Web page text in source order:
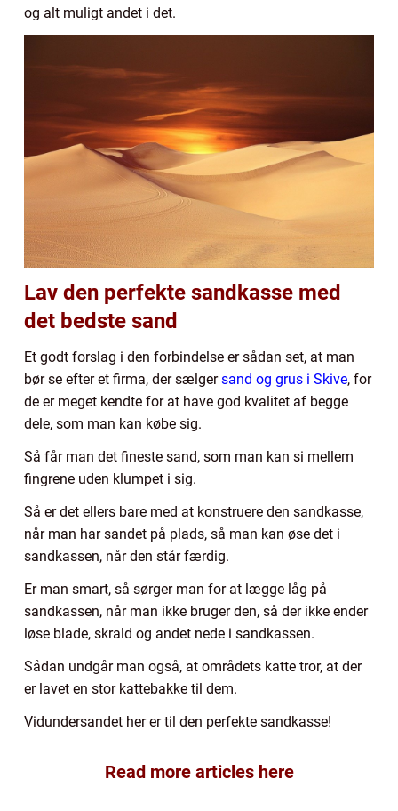
og alt muligt andet i det.
Lav den perfekte sandkasse med
det bedste sand
Et godt forslag i den forbindelse er sådan set, at man
bør se efter et firma, der sælgersand og grus i Skive, for
de er meget kendte for at have god kvalitet af begge
dele, som man kan købe sig.
Så får man det fineste sand, som man kan si mellem
fingrene uden klumpet i sig.
Så er det ellers bare med at konstruere den sandkasse,
når man har sandet på plads, så man kan øse det i
sandkassen, når den står færdig.
Er man smart, så sørger man for at lægge låg på
sandkassen, når man ikke bruger den, så der ikke ender
løse blade, skrald og andet nede i sandkassen.
Sådan undgår man også, at områdets katte tror, at der
er lavet en stor kattebakke til dem.
Vidundersandet her er til den perfekte sandkasse!
Read more articles here